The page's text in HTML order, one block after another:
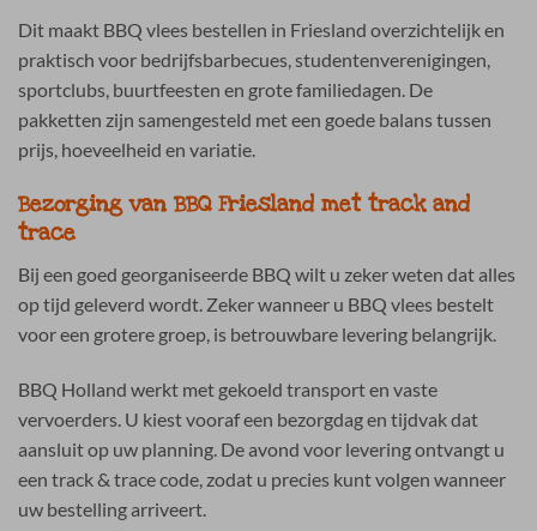
Dit maakt BBQ vlees bestellen in Friesland overzichtelijk en
praktisch voor bedrijfsbarbecues, studentenverenigingen,
sportclubs, buurtfeesten en grote familiedagen. De
pakketten zijn samengesteld met een goede balans tussen
prijs, hoeveelheid en variatie.
Bezorging van BBQ Friesland met track and
trace
Bij een goed georganiseerde BBQ wilt u zeker weten dat alles
op tijd geleverd wordt. Zeker wanneer u BBQ vlees bestelt
voor een grotere groep, is betrouwbare levering belangrijk.
BBQ Holland werkt met gekoeld transport en vaste
vervoerders. U kiest vooraf een bezorgdag en tijdvak dat
aansluit op uw planning. De avond voor levering ontvangt u
een track & trace code, zodat u precies kunt volgen wanneer
uw bestelling arriveert.